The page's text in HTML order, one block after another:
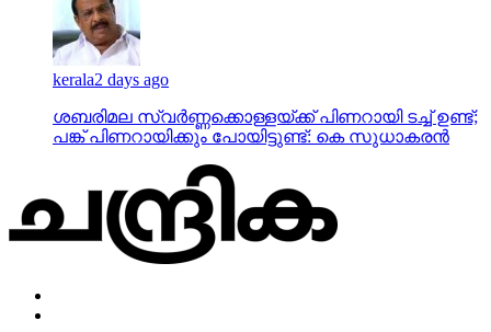
kerala2 days ago
ശബരിമല സ്വര്‍ണ്ണക്കൊള്ളയ്ക്ക് പിണറായി ടച്ച് ഉണ്ട്;
പങ്ക് പിണറായിക്കും പോയിട്ടുണ്ട്: കെ സുധാകരന്‍